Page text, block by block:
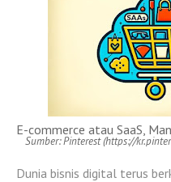
E-commerce atau SaaS,
Sumber: Pinterest (https://
Dunia bisnis digital terus